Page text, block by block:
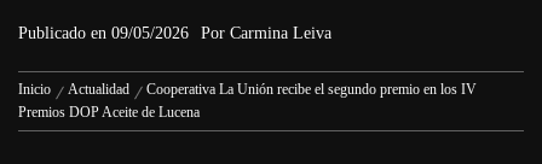
Publicado en 09/05/2026 Por Carmina Leiva
Inicio Actualidad
Cooperativa La Unión recibe el segundo premio en los IV
Premios DOP Aceite de Lucena